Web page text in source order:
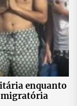
enquanto
migratória